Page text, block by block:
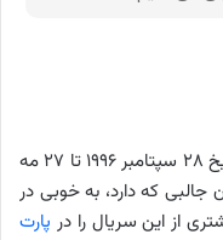
از تاریخ ۲۸ سپتامبر ۱۹۹۶ تا ۲۷ مه
جالبی که دارد، به خوبی در
از این سریال را در پارت